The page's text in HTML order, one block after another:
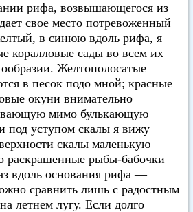
рифа, возвышающегося из
свое место потревоженный
в синюю вдоль рифа, я
коралловые сады во всем их
Желтополосатые
в песок подо мной; красные
окуни внимательно
мимо булькающую
под уступом скалы я вижу
скалы маленькую
раскрашенные рыбы-бабочки
вдоль основания рифа —
сравнить лишь с радостным
летнем лугу. Если долго